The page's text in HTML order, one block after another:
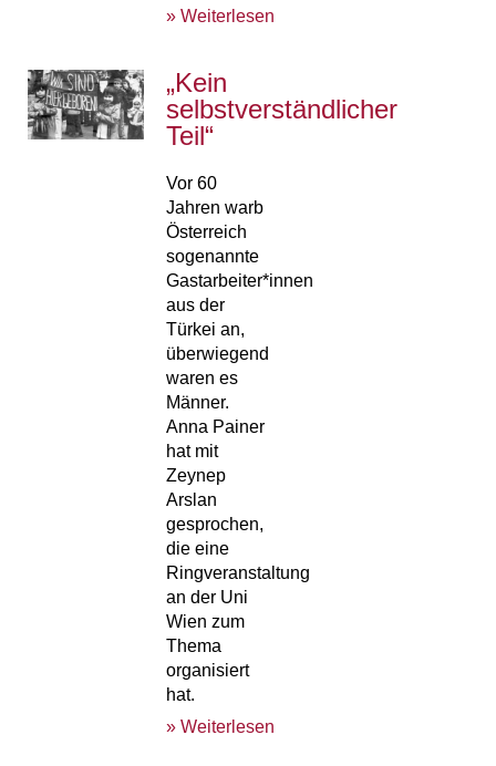
» Weiterlesen
„Kein
selbstverständlicher
Teil“
Vor 60
Jahren warb
Österreich
sogenannte
Gastarbeiter*innen
aus der
Türkei an,
überwiegend
waren es
Männer.
Anna Painer
hat mit
Zeynep
Arslan
gesprochen,
die eine
Ringveranstaltung
an der Uni
Wien zum
Thema
organisiert
hat.
» Weiterlesen